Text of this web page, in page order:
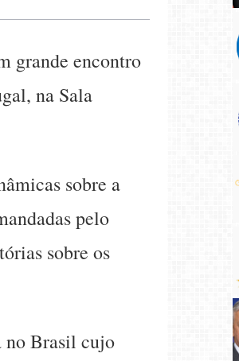
grande encontro
na Sala
sobre a
pelo
sobre os
no Brasil cujo